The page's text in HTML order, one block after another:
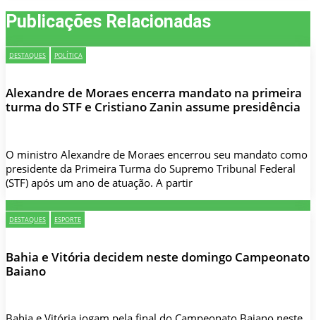
Publicações Relacionadas
DESTAQUES POLÍTICA
Alexandre de Moraes encerra mandato na primeira
turma do STF e Cristiano Zanin assume presidência
O ministro Alexandre de Moraes encerrou seu mandato como
presidente da Primeira Turma do Supremo Tribunal Federal
(STF) após um ano de atuação. A partir
DESTAQUES ESPORTE
Bahia e Vitória decidem neste domingo Campeonato
Baiano